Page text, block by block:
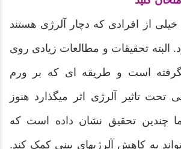
از افرادی که دچار آلرژی هستند
البته تحقیقات و مطالعات زیادی روی
است و طریقه ای که بر ورم
تاثیر آلرژی اثر میگذارد هنوز
چندین تحقیق نشان داده است که
به کاهش آلرژیهای بینی کمک کند.